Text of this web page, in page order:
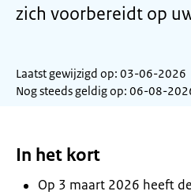
zich voorbereidt op
Laatst gewijzigd op: 03-06-2026
Nog steeds geldig op: 06-08-
In het kort
Op 3 maart 2026 heeft